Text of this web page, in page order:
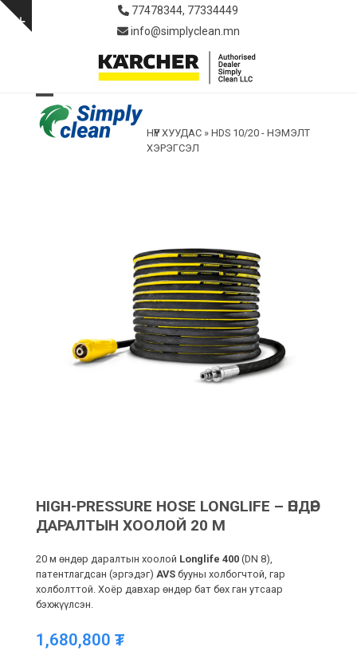
Skip
Show
77478344, 77334449
info@simplyclean.mn
Open
mobile
Close
mobile
НҮҮР ХУУДАС» HDS 10/20 - НЭМЭЛТ
ХЭРЭГСЭЛ
HIGH-PRESSURE HOSE LONGLIFE – ӨНДӨР
ДАРАЛТЫН ХООЛОЙ 20 М
20 м өндөр даралтын хоолой Longlife 400(DN 8),
патентлагдсан (эргэдэг) AVSбууны холбогчтой, гар
холболттой. Хоёр давхар өндөр бат бөх ган утсаар
бэхжүүлсэн.
1,680,800 ₮